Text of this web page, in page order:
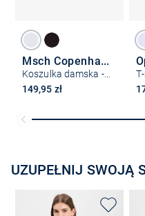
Msch Copenhagen
Koszulka damska - MSCHTheana
149,95 zł
UZUPEŁNIJ SWOJĄ